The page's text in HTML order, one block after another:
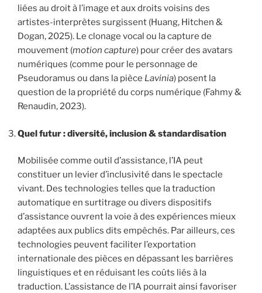
liées au droit à l’image et aux droits voisins des
artistes-interprètes surgissent (Huang, Hitchen &
Dogan, 2025). Le clonage vocal ou la capture de
mouvement (motion capture) pour créer des avatars
numériques (comme pour le personnage de
Pseudoramus ou dans la pièce Lavinia) posent la
question de la propriété du corps numérique (Fahmy &
Renaudin, 2023).
Quel futur : diversité, inclusion & standardisation
Mobilisée comme outil d’assistance, l’IA peut
constituer un levier d’inclusivité dans le spectacle
vivant. Des technologies telles que la traduction
automatique en surtitrage ou divers dispositifs
d’assistance ouvrent la voie à des expériences mieux
adaptées aux publics dits empêchés. Par ailleurs, ces
technologies peuvent faciliter l’exportation
internationale des pièces en dépassant les barrières
linguistiques et en réduisant les coûts liés à la
traduction. L’assistance de l’IA pourrait ainsi favoriser